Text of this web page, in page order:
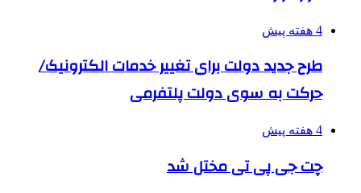
4 هفته پیش
طرح جدید دولت برای تغییر خدمات الکترونیک/
حرکت به سوی دولت پلتفرمی
4 هفته پیش
چت جی پی تی مختل شد